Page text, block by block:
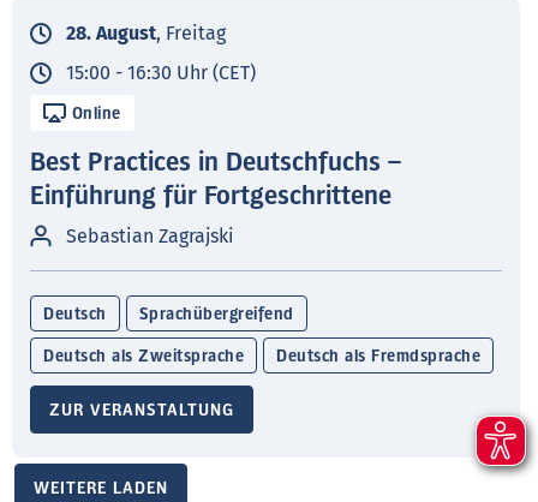
28. August, Freitag
15:00 - 16:30 Uhr (CET)
Online
Best Practices in Deutschfuchs –
Einführung für Fortgeschrittene
Sebastian Zagrajski
Deutsch Sprachübergreifend
Deutsch als Zweitsprache Deutsch als Fremdsprache
ZUR VERANSTALTUNG
WEITERE LADEN